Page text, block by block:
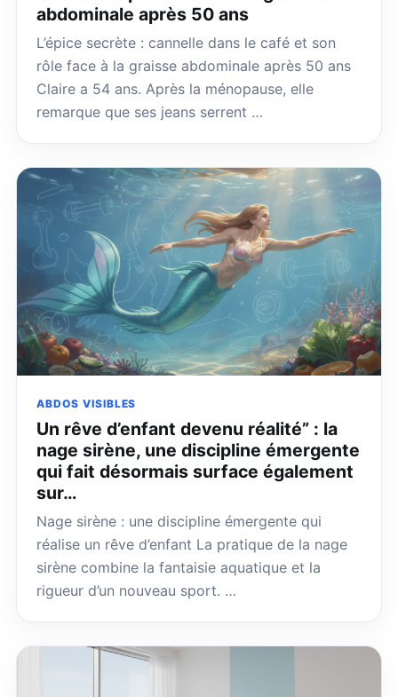
abdominale après 50 ans
L’épice secrète : cannelle dans le café et son
rôle face à la graisse abdominale après 50 ans
Claire a 54 ans. Après la ménopause, elle
remarque que ses jeans serrent …
ABDOS VISIBLES
Un rêve d’enfant devenu réalité” : la
nage sirène, une discipline émergente
qui fait désormais surface également
sur…
Nage sirène : une discipline émergente qui
réalise un rêve d’enfant La pratique de la nage
sirène combine la fantaisie aquatique et la
rigueur d’un nouveau sport. …